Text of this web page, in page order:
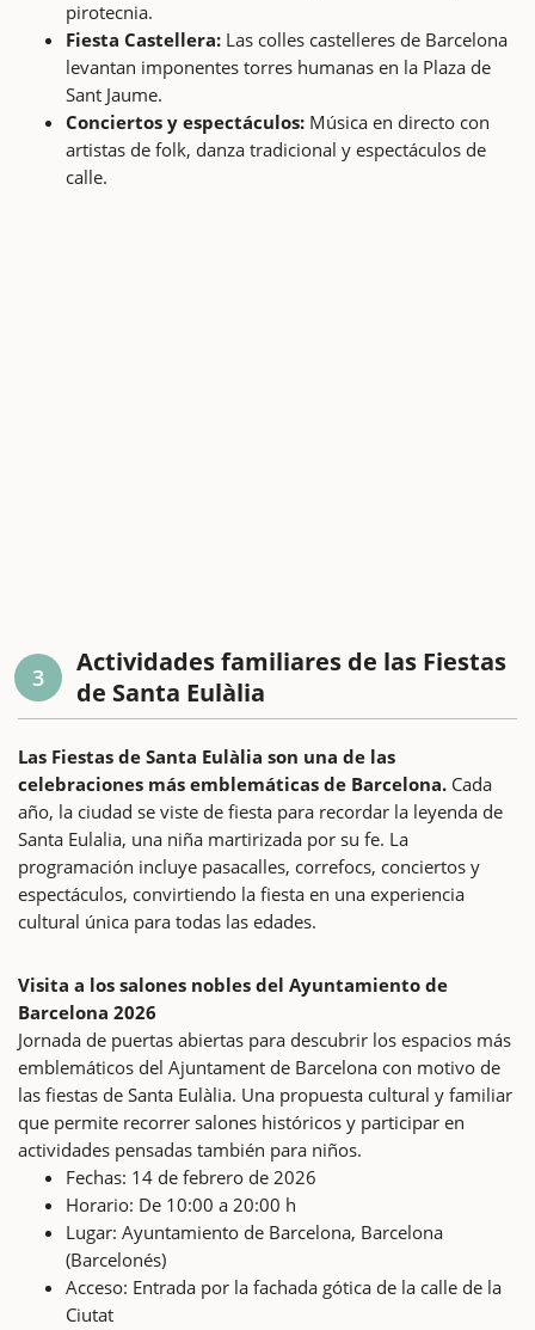
pirotecnia.
Fiesta Castellera: Las colles castelleres de Barcelona
levantan imponentes torres humanas en la Plaza de
Sant Jaume.
Conciertos y espectáculos: Música en directo con
artistas de folk, danza tradicional y espectáculos de
calle.
3
Actividades familiares de las Fiestas
de Santa Eulàlia
Las Fiestas de Santa Eulàlia son una de las
celebraciones más emblemáticas de Barcelona. Cada
año, la ciudad se viste de fiesta para recordar la leyenda de
Santa Eulalia, una niña martirizada por su fe. La
programación incluye pasacalles, correfocs, conciertos y
espectáculos, convirtiendo la fiesta en una experiencia
cultural única para todas las edades.
Visita a los salones nobles del Ayuntamiento de
Barcelona 2026
Jornada de puertas abiertas para descubrir los espacios más
emblemáticos del Ajuntament de Barcelona con motivo de
las fiestas de Santa Eulàlia. Una propuesta cultural y familiar
que permite recorrer salones históricos y participar en
actividades pensadas también para niños.
Fechas: 14 de febrero de 2026
Horario: De 10:00 a 20:00 h
Lugar: Ayuntamiento de Barcelona, Barcelona
(Barcelonés)
Acceso: Entrada por la fachada gótica de la calle de la
Ciutat